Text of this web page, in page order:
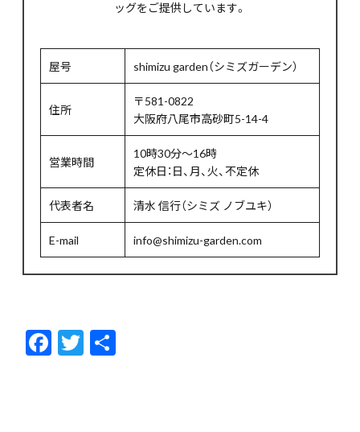
ッグをご提供しています。
屋号 shimizu garden（シミズガーデン）
住所
〒581-0822
大阪府八尾市高砂町5-14-4
営業時間
10時30分～16時
定休日：日、月、火、不定休
代表者名 清水 信行（シミズ ノブユキ）
E-mail info@shimizu-garden.com
F
ac
T
w